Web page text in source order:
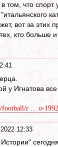
что спорт
вот за этих
кто больше
у Игнатова
football/r ... o-
12:33